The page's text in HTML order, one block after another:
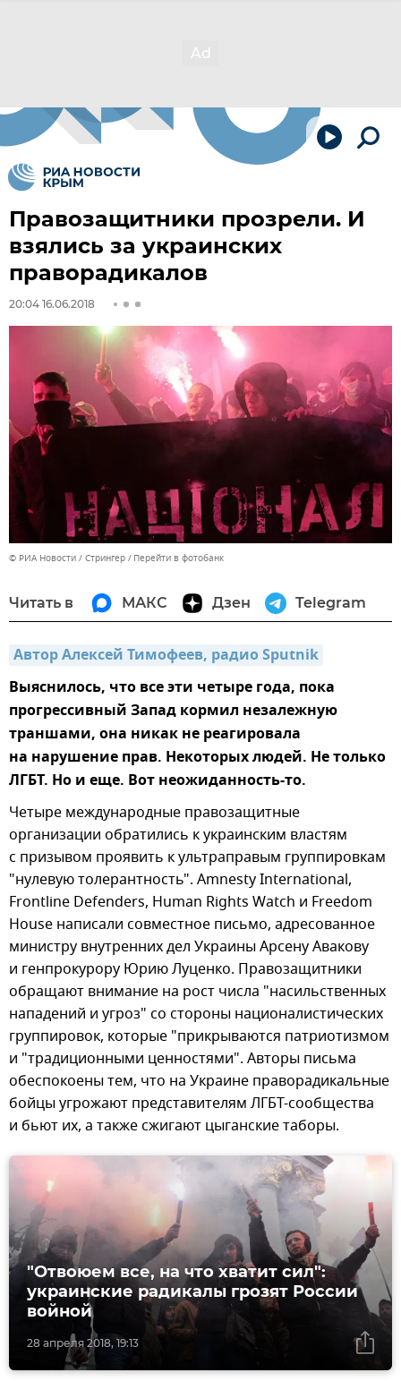
Правозащитники прозрели. И
взялись за украинских
праворадикалов
20:04 16.06.2018
© РИА Новости / Стрингер Перейти в фотобанк
Читать в МАКС Дзен Telegram
Автор Алексей Тимофеев, радио Sputnik
Выяснилось, что все эти четыре года, пока
прогрессивный Запад кормил незалежную
траншами, она никак не реагировала
на нарушение прав. Некоторых людей. Не только
ЛГБТ. Но и еще. Вот неожиданность-то.
Четыре международные правозащитные
организации обратились к украинским властям
с призывом проявить к ультраправым группировкам
"нулевую толерантность". Amnesty International,
Frontline Defenders, Human Rights Watch и Freedom
House написали совместное письмо, адресованное
министру внутренних дел Украины Арсену Авакову
и генпрокурору Юрию Луценко. Правозащитники
обращают внимание на рост числа "насильственных
нападений и угроз" со стороны националистических
группировок, которые "прикрываются патриотизмом
и "традиционными ценностями". Авторы письма
обеспокоены тем, что на Украине праворадикальные
бойцы угрожают представителям ЛГБТ-сообщества
и бьют их, а также сжигают цыганские таборы.
28 апреля 2018, 19:13
"Отвоюем все, на что хватит сил":
украинские радикалы грозят России
войной